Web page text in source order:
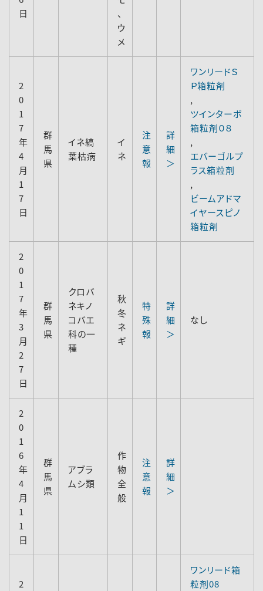
日
、
ウ
メ
2
0
1
7
年
4
月
1
7
日
群
馬
県
イネ縞
葉枯病
イ
ネ
注
意
報
詳
細
＞
ワンリードＳ
Ｐ箱粒剤
,
ツインターボ
箱粒剤０８
,
エバーゴルプ
ラス箱粒剤
,
ビームアドマ
イヤースピノ
箱粒剤
2
0
1
7
年
3
月
2
7
日
群
馬
県
クロバ
ネキノ
コバエ
科の一
種
秋
冬
ネ
ギ
特
殊
報
詳
細
＞
なし
2
0
1
6
年
4
月
1
1
日
群
馬
県
アブラ
ムシ類
作
物
全
般
注
意
報
詳
細
＞
2
ワンリード箱
粒剤08